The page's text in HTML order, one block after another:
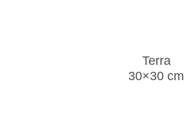
Terra
30×30 cm